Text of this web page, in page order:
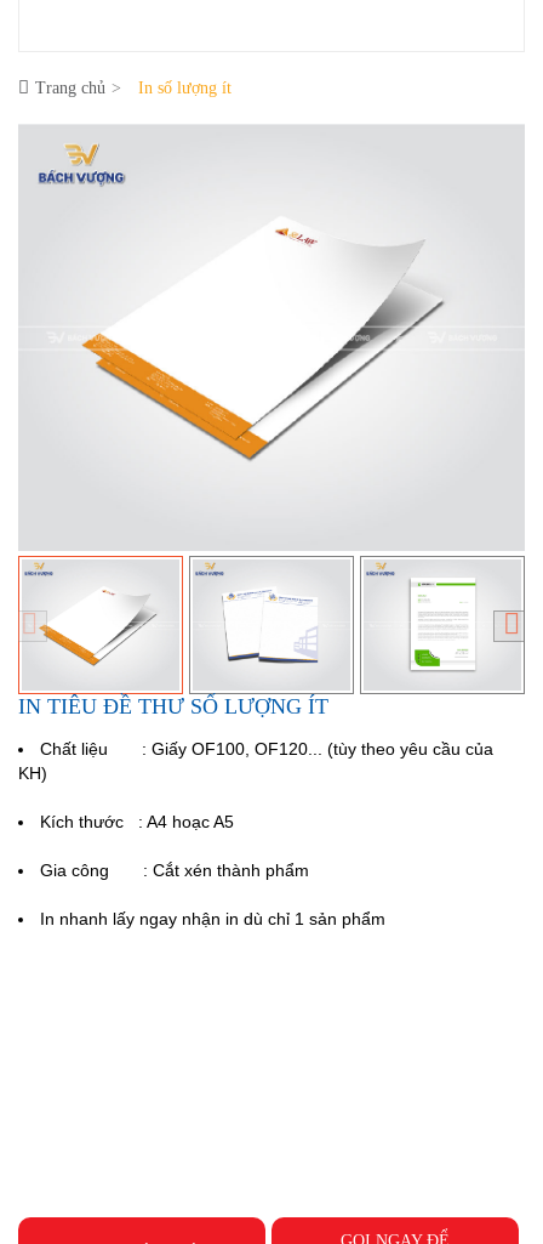
Trang chủ In số lượng ít
IN TIÊU ĐỀ THƯ SỐ LƯỢNG ÍT
Chất liệu : Giấy OF100, OF120... (tùy theo yêu cầu của
KH)
Kích thước : A4 hoạc A5
Gia công : Cắt xén thành phẩm
In nhanh lấy ngay nhận in dù chỉ 1 sản phẩm